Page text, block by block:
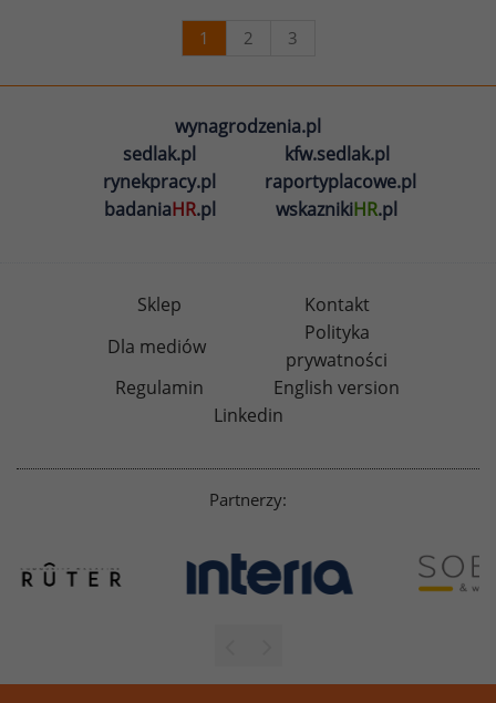
1 2 3
wynagrodzenia.pl
sedlak.pl
kfw.sedlak.pl
rynekpracy.pl
raportyplacowe.pl
badaniaHR.pl wskaznikiHR.pl
Sklep
Kontakt
Dla mediów
Polityka
prywatności
Regulamin
English version
Linkedin
Partnerzy: